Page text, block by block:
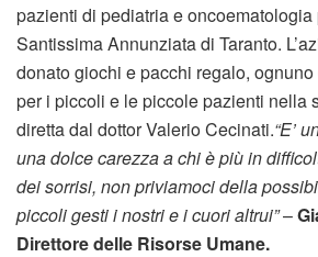
pazienti di pediatria e
Santissima Annunziata di Taranto.
donato giochi e pacchi regalo,
per i piccoli e le piccole pazienti nella
diretta dal dottor Valerio Cecinati.“E’
una dolce carezza a chi è più in
dei sorrisi, non priviamoci della
piccoli gesti i nostri e i cuori altrui”–
Direttore delle Risorse Umane.